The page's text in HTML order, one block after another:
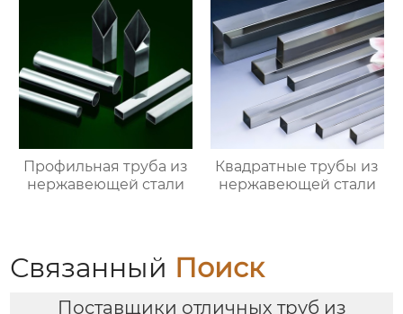
Профильная труба из
нержавеющей стали
Квадратные трубы из
нержавеющей стали
Связанный Поиск
Поставщики отличных труб из